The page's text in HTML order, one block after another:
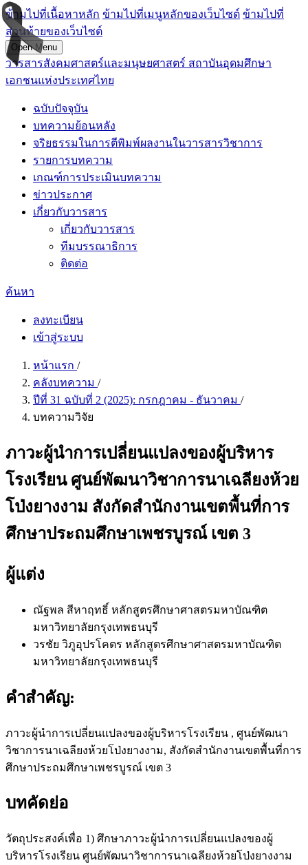
ข้ามไปที่เนื้อหาหลัก ข้ามไปที่เมนูหลักของเว็บไซต์ ข้ามไปที่
ส่วนท้ายของเว็บไซต์
Open Menu
วารสารสังคมศาสตร์และมนุษยศาสตร์ สถาบันอุดมศึกษา
เอกชนแห่งประเทศไทย
ฉบับปัจจุบัน
บทความย้อนหลัง
จริยธรรมในการตีพิมพ์ผลงานในวารสารวิชาการ
รายการบทความ
เกณฑ์การประเมินบทความ
ข่าวประกาศ
เกี่ยวกับวารสาร
เกี่ยวกับวารสาร
ทีมบรรณาธิการ
ติดต่อ
ค้นหา
ลงทะเบียน
เข้าสู่ระบบ
หน้าแรก /
คลังบทความ /
ปีที่ 31 ฉบับที่ 2 (2025): กรกฎาคม - ธันวาคม /
บทความวิจัย
ภาวะผู้นำการเปลี่ยนแปลงของผู้บริหาร
โรงเรียน ศูนย์พัฒนาวิชาการนาเฉลียงห้วย
โป่งยางงาม สังกัดสำนักงานเขตพื้นที่การ
ศึกษาประถมศึกษาเพชรบูรณ์ เขต 3
ผู้แต่ง
ณัฐพล สีหาฤทธิ์ หลักสูตรศึกษาศาสตรมหาบัณฑิต
มหาวิทยาลัยกรุงเทพธนบุรี
วรชัย วิภูอุปรโคตร หลักสูตรศึกษาศาสตรมหาบัณฑิต
มหาวิทยาลัยกรุงเทพธนบุรี
คำสำคัญ:
ภาวะผู้นำการเปลี่ยนแปลงของผู้บริหารโรงเรียน , ศูนย์พัฒนา
วิชาการนาเฉลียงห้วยโป่งยางงาม, สังกัดสำนักงานเขตพื้นที่การ
ศึกษาประถมศึกษาเพชรบูรณ์ เขต 3
บทคัดย่อ
วัตถุประสงค์เพื่อ 1) ศึกษาภาวะผู้นำการเปลี่ยนแปลงของผู้
บริหารโรงเรียน ศูนย์พัฒนาวิชาการนาเฉลียงห้วยโป่งยางงาม